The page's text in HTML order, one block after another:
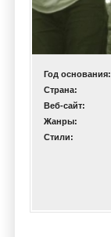
Год основания:
Страна:
Веб-сайт:
Жанры:
Стили: